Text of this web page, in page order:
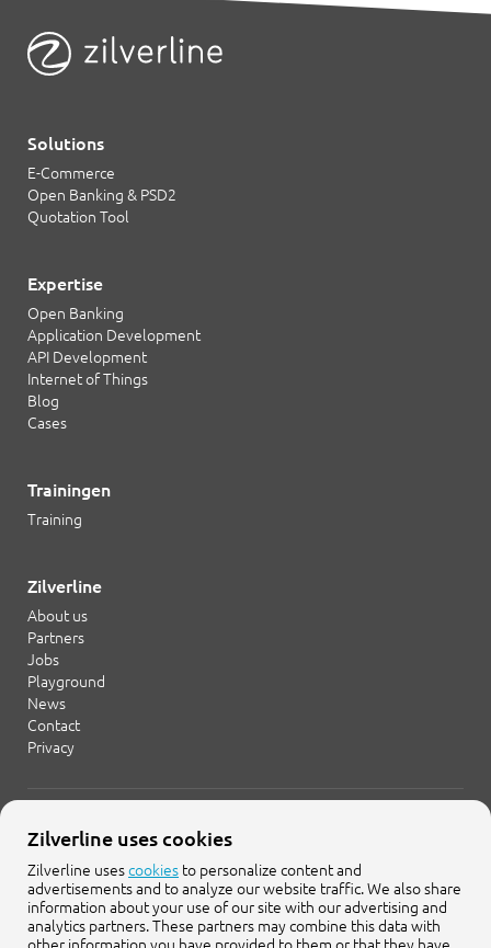
Solutions
E-Commerce
Open Banking & PSD2
Quotation Tool
Expertise
Open Banking
Application Development
API Development
Internet of Things
Blog
Cases
Trainingen
Training
Zilverline
About us
Partners
Jobs
Playground
News
Contact
Privacy
info@zilverline.com
Cruquiusweg 109-F
1019 AG Amsterdam
Zilverline uses cookies
Zilverline usescookies to personalize content and
advertisements and to analyze our website traffic. We also share
information about your use of our site with our advertising and
analytics partners. These partners may combine this data with